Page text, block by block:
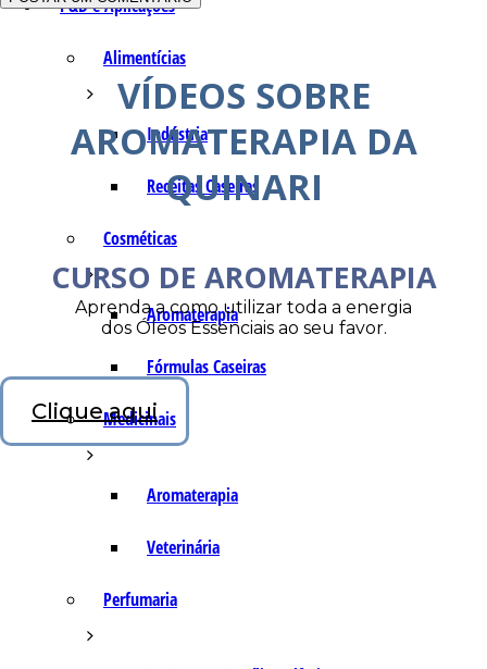
P&D e Aplicações
Alimentícias
Indústria
Receitas Caseiras
Cosméticas
Aromaterapia
Fórmulas Caseiras
Medicinais
Aromaterapia
Veterinária
Perfumaria
VÍDEOS SOBRE
AROMATERAPIA DA
QUINARI
CURSO DE AROMATERAPIA
Aprenda a como utilizar toda a energia
dos Óleos Essenciais ao seu favor.
Clique aqui